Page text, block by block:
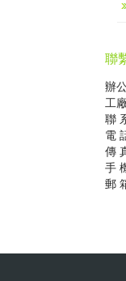
聯
辦
工
聯
電
傳
手
郵